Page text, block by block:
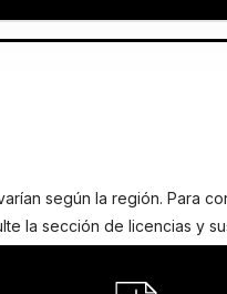
según la región. Para
la sección de licencias y